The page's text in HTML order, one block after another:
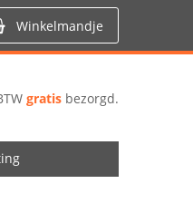
Winkelmandje
gratis bezorgd.